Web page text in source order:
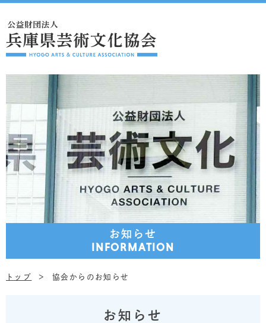
お知らせ
INFORMATION
トップ 協会からのお知らせ
お知らせ